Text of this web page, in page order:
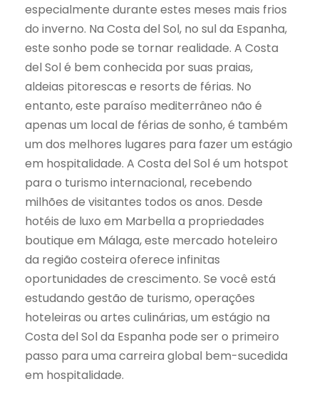
especialmente durante estes meses mais frios
do inverno. Na Costa del Sol, no sul da Espanha,
este sonho pode se tornar realidade. A Costa
del Sol é bem conhecida por suas praias,
aldeias pitorescas e resorts de férias. No
entanto, este paraíso mediterrâneo não é
apenas um local de férias de sonho, é também
um dos melhores lugares para fazer um estágio
em hospitalidade. A Costa del Sol é um hotspot
para o turismo internacional, recebendo
milhões de visitantes todos os anos. Desde
hotéis de luxo em Marbella a propriedades
boutique em Málaga, este mercado hoteleiro
da região costeira oferece infinitas
oportunidades de crescimento. Se você está
estudando gestão de turismo, operações
hoteleiras ou artes culinárias, um estágio na
Costa del Sol da Espanha pode ser o primeiro
passo para uma carreira global bem-sucedida
em hospitalidade.